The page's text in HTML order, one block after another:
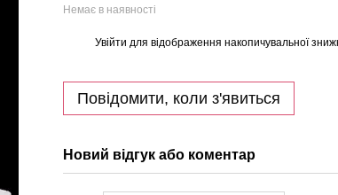
Немає в наявності
Увійти для відображення накопичувальної
Повідомити, коли з'явиться
Новий відгук або коментар